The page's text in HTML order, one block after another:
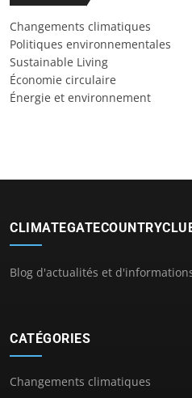
Changements climatiques
Politiques environnementales
Sustainable Living
Économie circulaire
Énergie et environnement
Blog d'actualités et
CATÉGORIES
Changements climatiques